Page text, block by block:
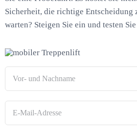
Sicherheit, die richtige Entscheidung
warten? Steigen Sie ein und testen